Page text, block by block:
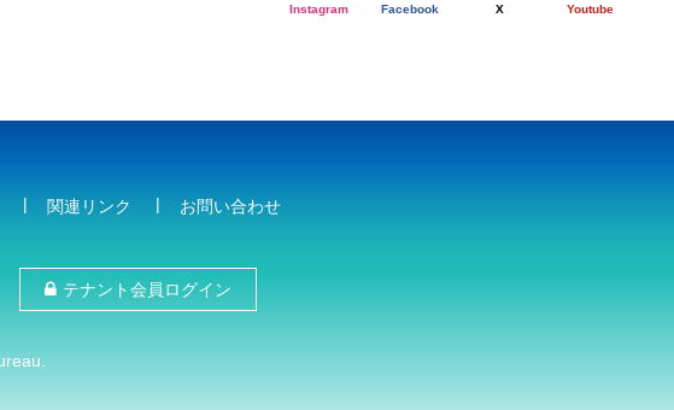
Instagram Facebook X Youtube
関連リンク お問い合わせ
テナント会員ログイン